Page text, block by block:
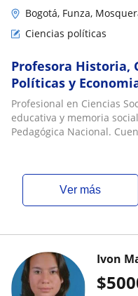
Bogotá, Funza,
Ciencias políticas
Profesora Historia,
Políticas y
Profesional en Ciencias
educativa y memoria
Pedagógica Nacional.
ver más
$
Ivon